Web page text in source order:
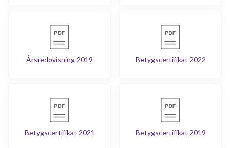
Årsredovisning 2019 Betygscertifikat 2022
Betygscertifikat 2021 Betygscertifikat 2019